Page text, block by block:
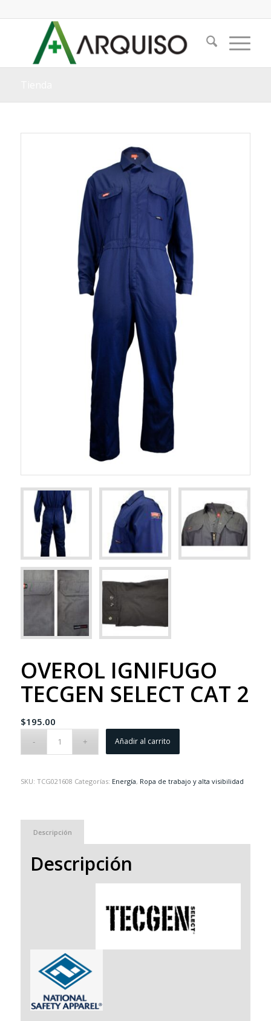
OVEROL IGNIFUGO
TECGEN SELECT CAT 2
$195.00
Añadir al carrito
SKU: TCG021608 Categorías: Energía, Ropa de trabajo y alta visibilidad
Descripción
Descripción